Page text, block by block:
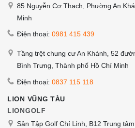
85 Nguyễn Cơ Thạch, Phường An
Minh
Điện thoại: 0981 415 439
Tầng trệt chung cư An Khánh, 52
Bình Trưng, Thành phố Hồ Chí Minh
Điện thoại: 0837 115 118
LION VŨNG TÀU
LIONGOLF
Sân Tập Golf Chí Linh, B12 Trung